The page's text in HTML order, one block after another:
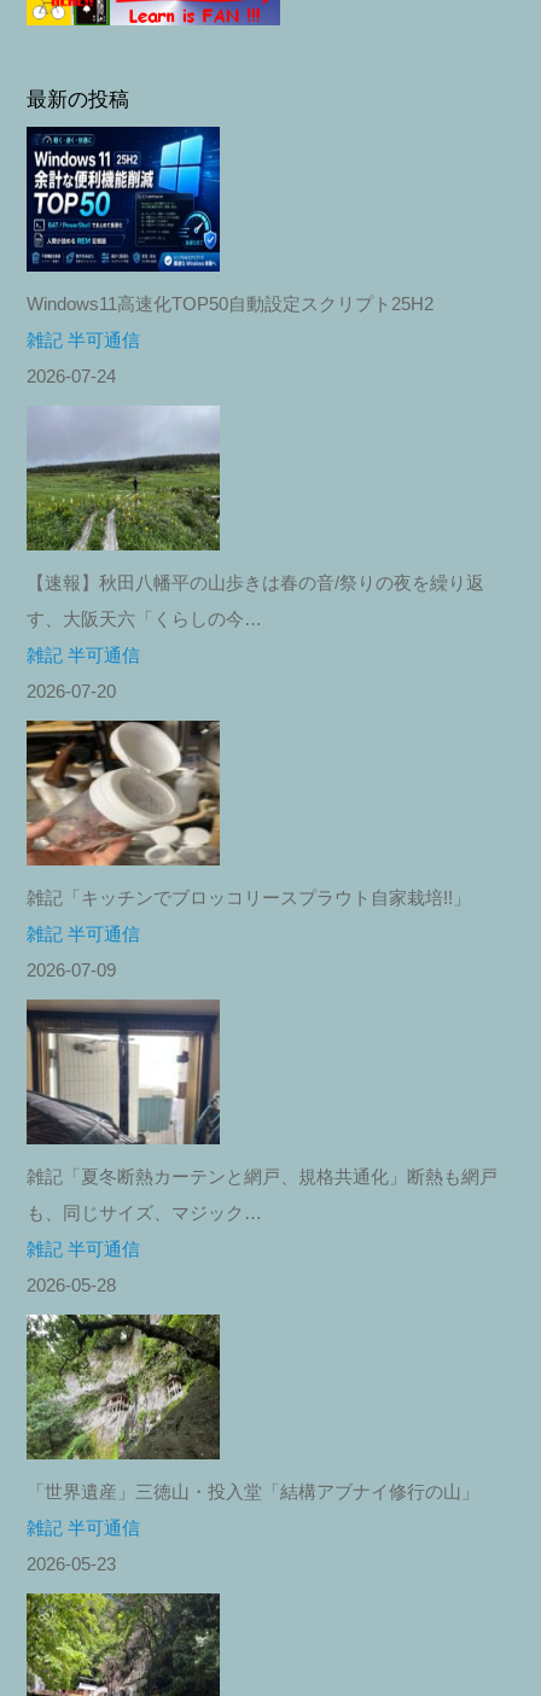
最新の投稿
Windows11高速化TOP50自動設定スクリプト25H2
雑記 半可通信
2026-07-24
【速報】秋田八幡平の山歩きは春の音/祭りの夜を繰り返
す、大阪天六「くらしの今…
雑記 半可通信
2026-07-20
雑記「キッチンでブロッコリースプラウト自家栽培!!」
雑記 半可通信
2026-07-09
雑記「夏冬断熱カーテンと網戸、規格共通化」断熱も網戸
も、同じサイズ、マジック…
雑記 半可通信
2026-05-28
「世界遺産」三徳山・投入堂「結構アブナイ修行の山」
雑記 半可通信
2026-05-23